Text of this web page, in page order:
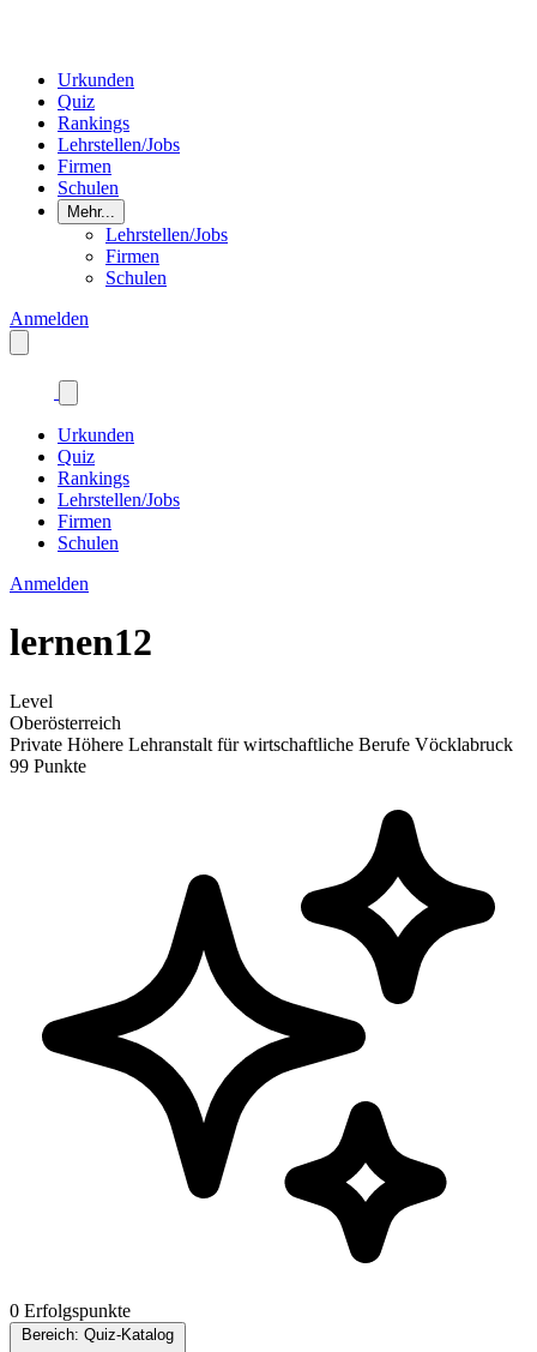
Urkunden
Quiz
Rankings
Lehrstellen/Jobs
Firmen
Schulen
Mehr...
Lehrstellen/Jobs
Firmen
Schulen
Anmelden
Urkunden
Quiz
Rankings
Lehrstellen/Jobs
Firmen
Schulen
Anmelden
lernen12
Level
Oberösterreich
Private Höhere Lehranstalt für wirtschaftliche Berufe Vöcklabruck
99 Punkte
0 Erfolgspunkte
Bereich: Quiz-Katalog